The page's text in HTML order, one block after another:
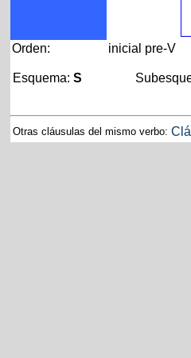
Orden: inicial pre-V
Esquema: S
Otras cláusulas del mismo verbo: